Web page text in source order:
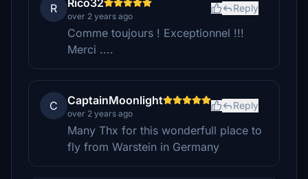
R Rico32
over 2 years ago
Reply
Comme toujours ! Exceptionnel !!!
Merci ....
C CaptainMoonlight
over 2 years ago
Reply
Many Thx for this wonderfull place to
fly from Warstein in Germany